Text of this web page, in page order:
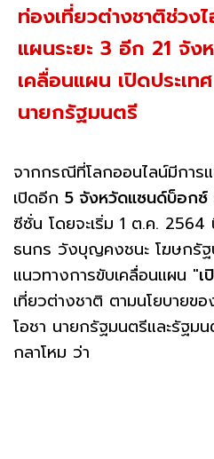
ท่องเที่ยวต่างชาติช่วง
แผนระยะ 3 อีก 21 จั
เคลื่อนแผน เปิดประเ
นายกรัฐมนตรี
จากกรณีที่โลกออนไลน์มีการแ
เปิดอีก 5 จังหวัดแซนด์บ็อกซ์
ซีซั่น โดยจะเริ่ม 1 ต.ค.
ธนกร วังบุญคงชนะ โฆษกรัฐ
แนวทางการขับเคลื่อนแผน "เ
เที่ยวต่างชาติ ตามนโยบายข
โอชา นายกรัฐมนตรีและรัฐม
กลาโหม ว่า